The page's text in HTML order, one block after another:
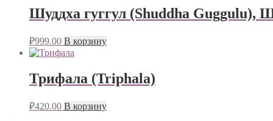
Шуддха гуггул (Shuddha Guggulu),
₽999.00 В корзину
Трифала (Triphala)
₽420.00 В корзину